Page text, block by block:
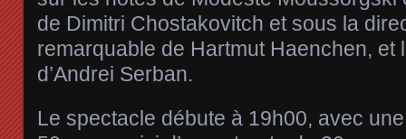
de Dimitri Chostakovitch et sous la
remarquable de Hartmut Haenchen, et
d’Andrei Serban.
Le spectacle débute à 19h00, avec